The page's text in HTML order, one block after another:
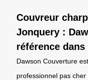
Couvreur
Jonquery :
référence
Dawson Couverture
professionnel pas